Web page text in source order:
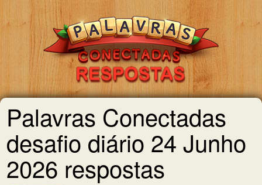
Palavras Conectadas
desafio diário 24 Junho
2026 respostas